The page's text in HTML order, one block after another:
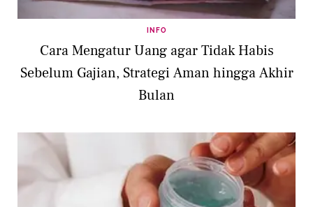
INFO
Cara Mengatur Uang agar Tidak Habis
Sebelum Gajian, Strategi Aman hingga Akhir
Bulan